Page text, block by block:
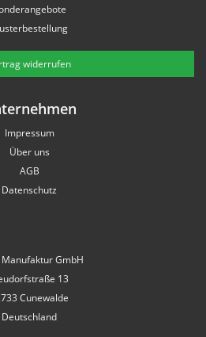
widerrufen
Impressum
Über uns
AGB
Datenschutz
Manufaktur GmbH
13
Cunewalde
Deutschland